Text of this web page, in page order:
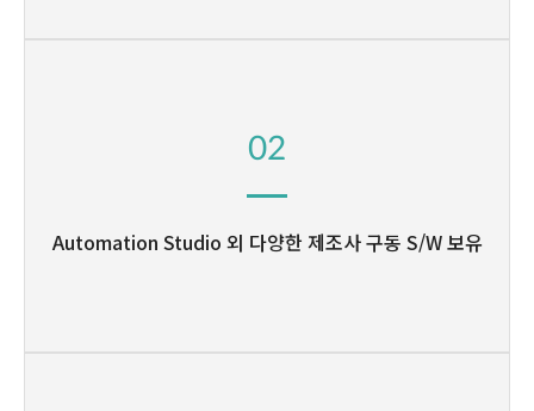
02
Automation Studio 외 다양한 제조사 구동 S/W 보유